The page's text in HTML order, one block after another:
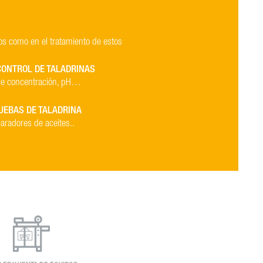
como en el tratamiento de estos
DE TALADRINAS
concentración, pH…
DE TALADRINA
de aceites..